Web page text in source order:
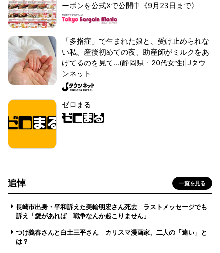
ーポンを公式Xで公開中《9月23日まで》
「多指症」で生まれた娘と、受け止められな
い私。産後初めての夜、助産師がミルクをあ
げてるのを見て...(静岡県・20代女性)|Jタウ
ンネット
ゼロまる
追悼 一覧を見る
長崎市出身・平和訴えた美輪明宏さん死去 ラストメッセージでも
訴え「愛があれば 戦争なんか起こりません」
つげ義春さんと白土三平さん カリスマ漫画家、二人の「違い」と
は？